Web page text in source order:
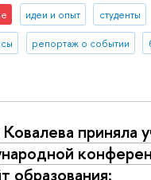
идеи и опыт студенты
репортаж о событии
приняла
образования: